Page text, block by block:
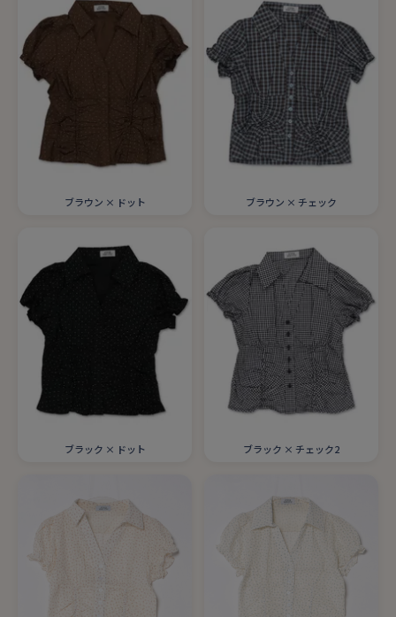
ブラウン × ドット ブラウン × チェック
ブラック × ドット ブラック × チェック2